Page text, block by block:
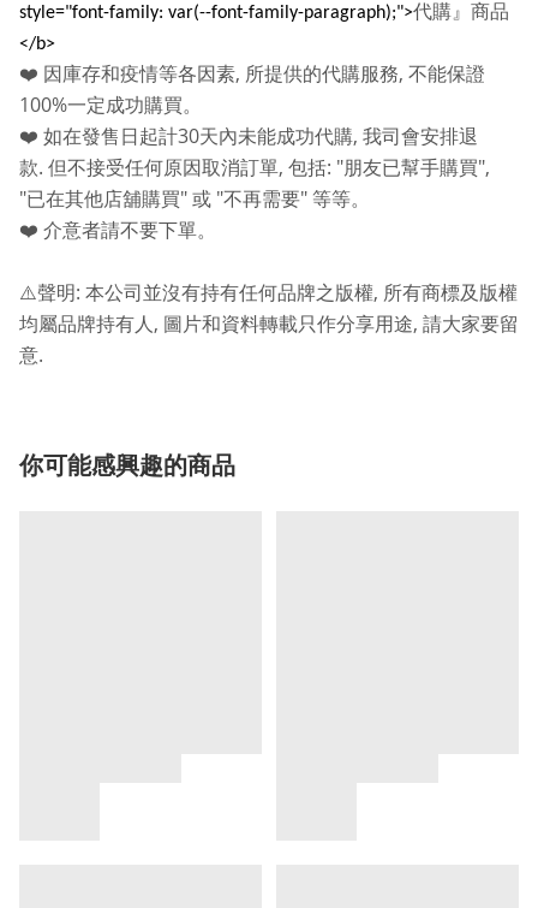
style="font-family: var(--font-family-paragraph);">代購』商品
</b>
❤️ 因庫存和疫情等各因素, 所提供的代購服務, 不能保證
100%一定成功購買。
❤️ 如在發售日起計30天內未能成功代購, 我司會安排退
款. 但不接受任何原因取消訂單, 包括: "朋友已幫手購買",
"已在其他店舖購買" 或 "不再需要" 等等。
❤️ 介意者請不要下單。
⚠️聲明: 本公司並沒有持有任何品牌之版權, 所有商標及版權
均屬品牌持有人 , 圖片和資料轉載只作分享用途, 請大家要留
意.
你可能感興趣的商品